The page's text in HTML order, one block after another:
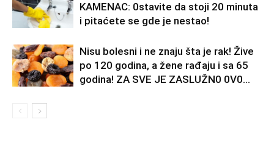
KAMENAC: 0stavite da stoji 20 minuta
i pitaćete se gde je nestao!
Nisu bolesni i ne znaju šta je rak! Žive
po 120 godina, a žene rađaju i sa 65
godina! ZA SVE JE ZASLUŽN0 0V0...